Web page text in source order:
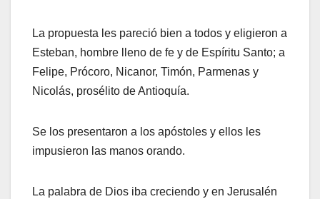
La propuesta les pareció bien a todos y eligieron a
Esteban, hombre lleno de fe y de Espíritu Santo; a
Felipe, Prócoro, Nicanor, Timón, Parmenas y
Nicolás, prosélito de Antioquía.
Se los presentaron a los apóstoles y ellos les
impusieron las manos orando.
La palabra de Dios iba creciendo y en Jerusalén